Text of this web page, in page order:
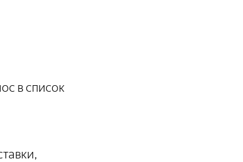
в список